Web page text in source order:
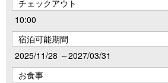
チェックアウト
10:00
宿泊可能期間
2025/11/28 ～2027/03/31
お食事